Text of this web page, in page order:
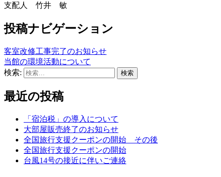
支配人 竹井 敏
投稿ナビゲーション
客室改修工事完了のお知らせ
当館の環境活動について
検索:
最近の投稿
「宿泊税」の導入について
大部屋販売終了のお知らせ
全国旅行支援クーポンの開始 その後
全国旅行支援クーポンの開始
台風14号の接近に伴いご連絡